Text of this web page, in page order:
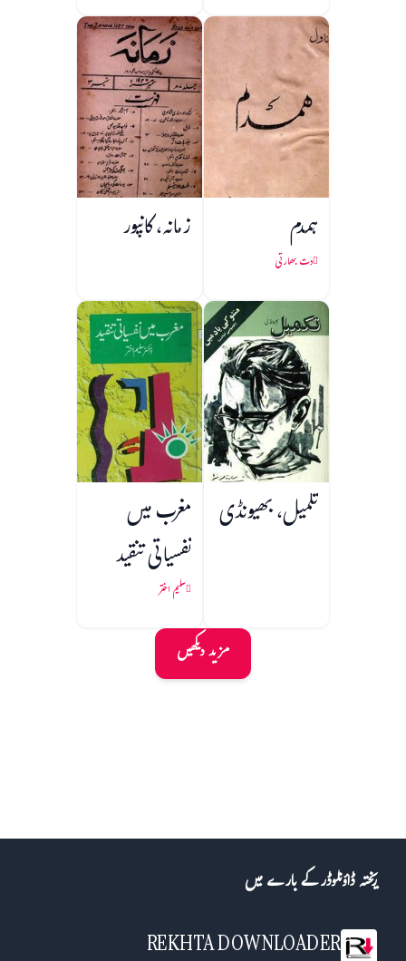
ہمدم
دت بھارتی
زمانہ، کانپور
تکمیل، بھیونڈی مغرب میں
نفسیاتی تنقید
سلیم اختر
مزید دیکھیں
ریختہ ڈاؤنلوڈر کے بارے میں
REKHTA DOWNLOADER